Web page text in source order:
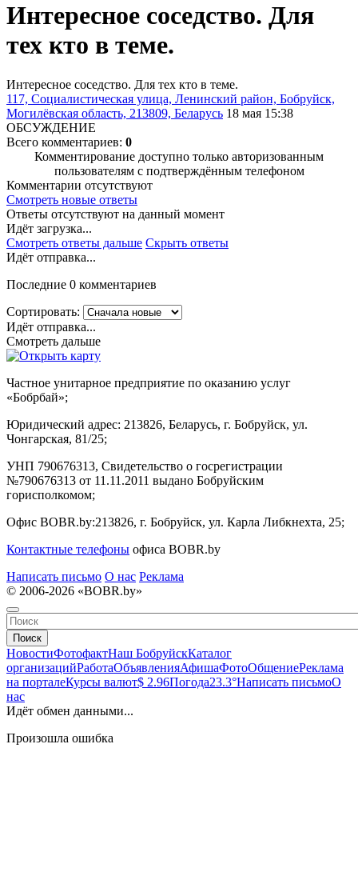
Интересное соседство. Для
тех кто в теме.
Интересное соседство. Для тех кто в теме.
117, Социалистическая улица, Ленинский район, Бобруйск,
Могилёвская область, 213809, Беларусь 18 мая 15:38
ОБСУЖДЕНИЕ
Всего комментариев: 0
Комментирование доступно только авторизованным
пользователям с подтверждённым телефоном
Комментарии отсутствуют
Смотреть новые ответы
Ответы отсутствуют на данный момент
Идёт загрузка...
Смотреть ответы дальше Скрыть ответы
Идёт отправка...
Последние 0 комментариев
Сортировать:
Идёт отправка...
Смотреть дальше
Частное унитарное предприятие по оказанию услуг
«Бобрбай»;
Юридический адрес: 213826, Беларусь, г. Бобруйск, ул.
Чонгарская, 81/25;
УНП 790676313, Свидетельство о госрегистрации
№790676313 от 11.11.2011 выдано Бобруйским
горисполкомом;
Офис BOBR.by:213826, г. Бобруйск, ул. Карла Либкнехта, 25;
Контактные телефоны офиса BOBR.by
Написать письмо О нас Реклама
© 2006-2026 «BOBR.by»
Поиск
НовостиФотофактНаш БобруйскКаталог
организацийРаботаОбъявленияАфишаФотоОбщениеРеклама
на порталеКурсы валют$ 2.96Погода23.3°Написать письмоО
нас
Идёт обмен данными...
Произошла ошибка